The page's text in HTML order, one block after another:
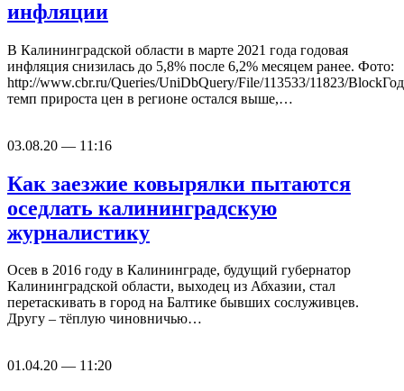
инфляции
В Калининградской области в марте 2021 года годовая
инфляция снизилась до 5,8% после 6,2% месяцем ранее. Фото:
http://www.cbr.ru/Queries/UniDbQuery/File/113533/11823/
темп прироста цен в регионе остался выше,…
03.08.20 — 11:16
Как заезжие ковырялки пытаются
оседлать калининградскую
журналистику
Осев в 2016 году в Калининграде, будущий губернатор
Калининградской области, выходец из Абхазии, стал
перетаскивать в город на Балтике бывших сослуживцев.
Другу – тёплую чиновничью…
01.04.20 — 11:20